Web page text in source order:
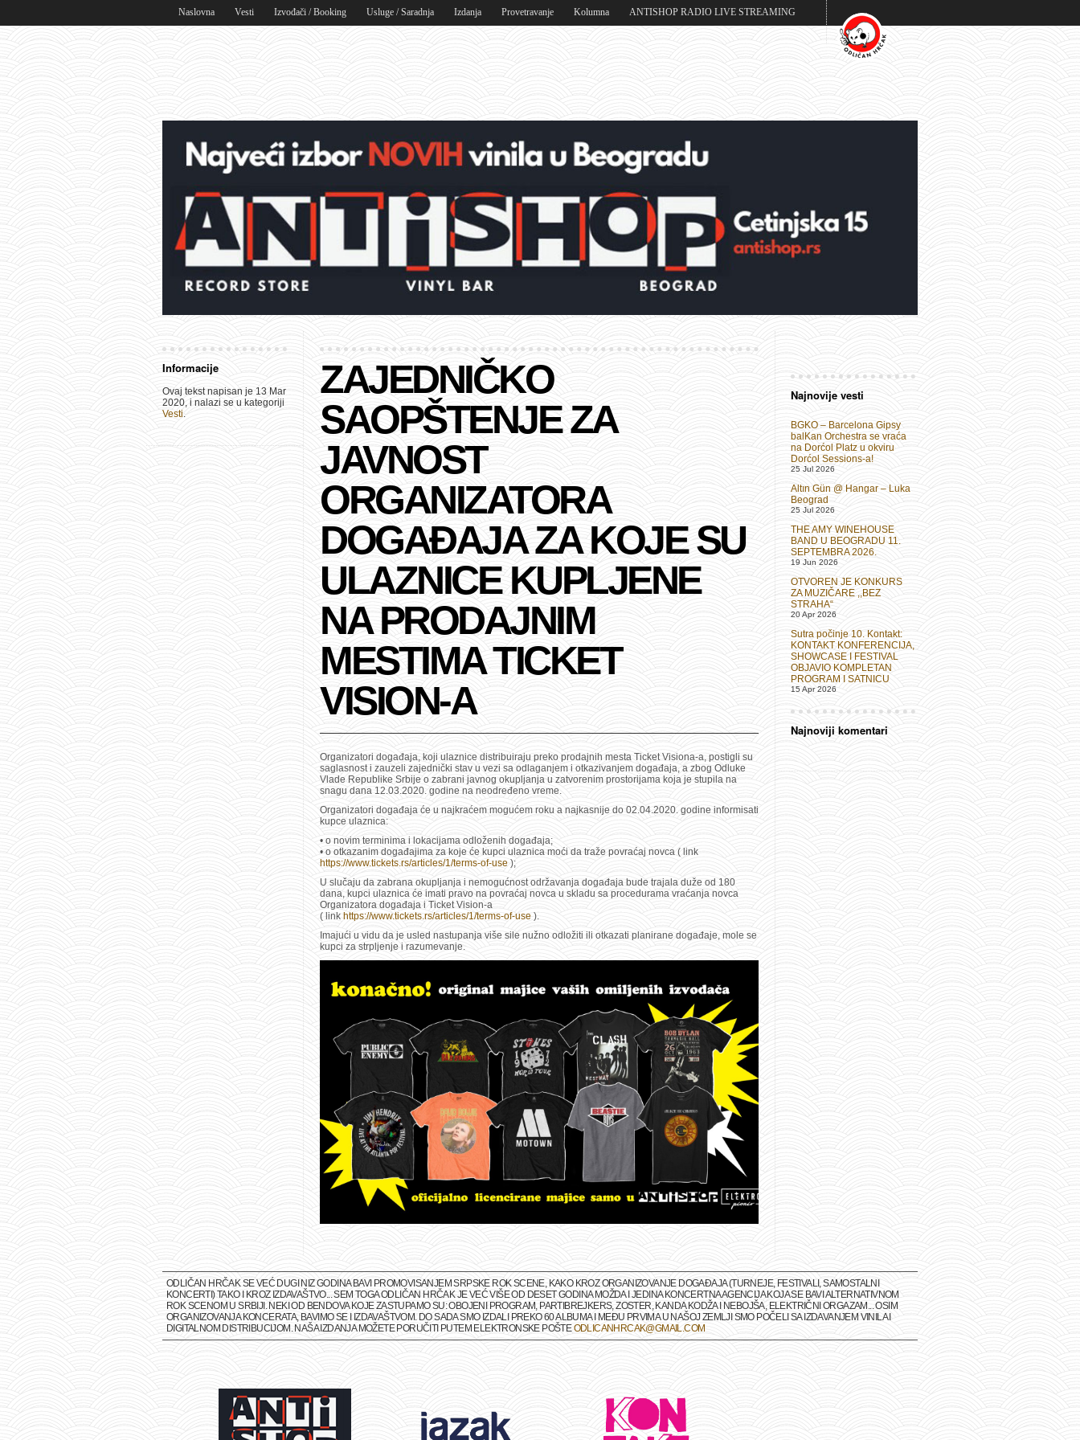
Naslovna Vesti Izvođači / Booking Usluge / Saradnja Izdanja Provetravanje Kolumna ANTISHOP RADIO LIVE STREAMING
Informacije
Ovaj tekst napisan je 13 Mar
2020, i nalazi se u kategoriji
Vesti.
ZAJEDNIČKO
SAOPŠTENJE ZA
JAVNOST
ORGANIZATORA
DOGAĐAJA ZA KOJE SU
ULAZNICE KUPLJENE
NA PRODAJNIM
MESTIMA TICKET
VISION-A
Organizatori događaja, koji ulaznice distribuiraju preko prodajnih mesta Ticket Visiona-a, postigli su
saglasnost i zauzeli zajednički stav u vezi sa odlaganjem i otkazivanjem događaja, a zbog Odluke
Vlade Republike Srbije o zabrani javnog okupljanja u zatvorenim prostorijama koja je stupila na
snagu dana 12.03.2020. godine na neodređeno vreme.
Organizatori događaja će u najkraćem mogućem roku a najkasnije do 02.04.2020. godine informisati
kupce ulaznica:
• o novim terminima i lokacijama odloženih događaja;
• o otkazanim događajima za koje će kupci ulaznica moći da traže povraćaj novca ( link
https://www.tickets.rs/articles/1/terms-of-use);
U slučaju da zabrana okupljanja i nemogućnost održavanja događaja bude trajala duže od 180
dana, kupci ulaznica će imati pravo na povraćaj novca u skladu sa procedurama vraćanja novca
Organizatora događaja i Ticket Vision-a
( link https://www.tickets.rs/articles/1/terms-of-use ).
Imajući u vidu da je usled nastupanja više sile nužno odložiti ili otkazati planirane događaje, mole se
kupci za strpljenje i razumevanje.
Najnovije vesti
BGKO – Barcelona Gipsy
balKan Orchestra se vraća
na Dorćol Platz u okviru
Dorćol Sessions-a!
25 Jul 2026
Altın Gün @ Hangar – Luka
Beograd
25 Jul 2026
THE AMY WINEHOUSE
BAND U BEOGRADU 11.
SEPTEMBRA 2026.
19 Jun 2026
OTVOREN JE KONKURS
ZA MUZIČARE ,,BEZ
STRAHA“
20 Apr 2026
Sutra počinje 10. Kontakt:
KONTAKT KONFERENCIJA,
SHOWCASE I FESTIVAL
OBJAVIO KOMPLETAN
PROGRAM I SATNICU
15 Apr 2026
Najnoviji komentari
ODLIČAN HRČAK SE VEĆ DUGI NIZ GODINA BAVI PROMOVISANJEM SRPSKE ROK SCENE, KAKO KROZ ORGANIZOVANJE DOGAĐAJA (TURNEJE, FESTIVALI, SAMOSTALNI
KONCERTI) TAKO I KROZ IZDAVAŠTVO... SEM TOGA ODLIČAN HRČAK JE VEĆ VIŠE OD DESET GODINA MOŽDA I JEDINA KONCERTNA AGENCIJA KOJA SE BAVI ALTERNATIVNOM
ROK SCENOM U SRBIJI. NEKI OD BENDOVA KOJE ZASTUPAMO SU: OBOJENI PROGRAM, PARTIBREJKERS, ZOSTER, KANDA KODŽA I NEBOJŠA, ELEKTRIČNI ORGAZAM... OSIM
ORGANIZOVANJA KONCERATA, BAVIMO SE I IZDAVAŠTVOM. DO SADA SMO IZDALI PREKO 60 ALBUMA I MEĐU PRVIMA U NAŠOJ ZEMLJI SMO POČELI SA IZDAVANJEM VINILA I
DIGITALNOM DISTRIBUCIJOM. NAŠA IZDANJA MOŽETE PORUČITI PUTEM ELEKTRONSKE POŠTEODLICANHRCAK@GMAIL.COM